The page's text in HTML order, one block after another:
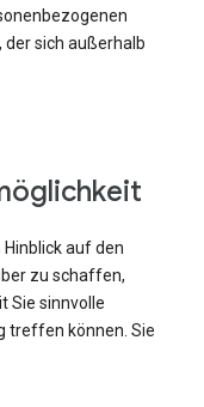
sich außerhalb
auf den
zu schaffen,
Sie sinnvolle
treffen können. Sie